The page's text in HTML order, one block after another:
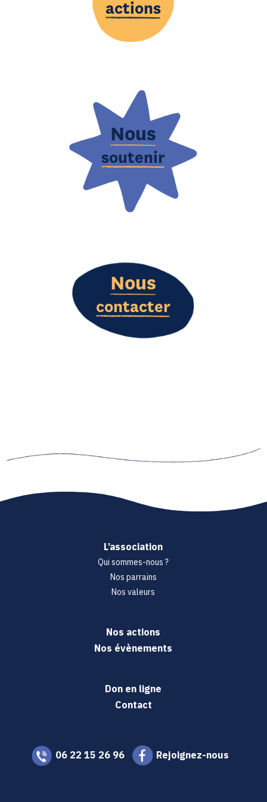
actions
Nous
soutenir
Nous
contacter
L’association
Qui sommes-nous ?
Nos parrains
Nos valeurs
Nos actions
Nos évènements
Don en ligne
Contact
06 22 15 26 96 Rejoignez-nous